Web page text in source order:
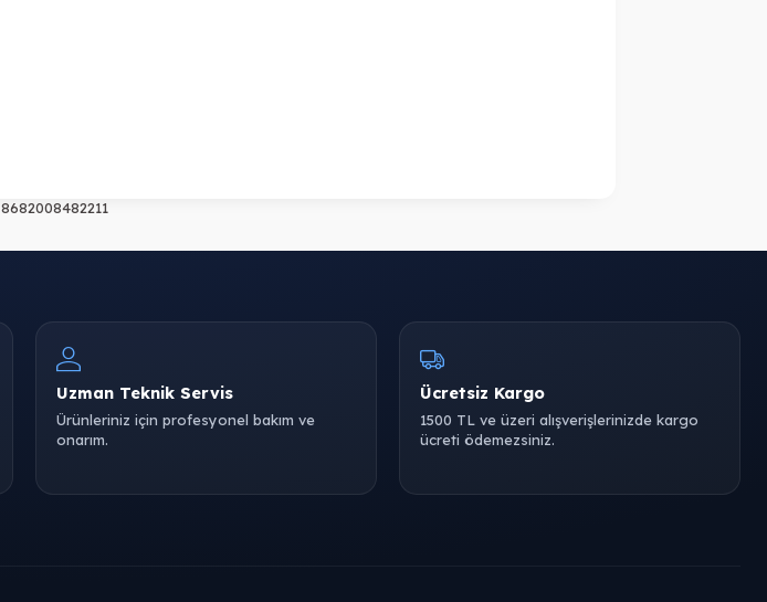
8682008482211
Uzman Teknik Servis
Ürünleriniz için profesyonel bakım ve
onarım.
Ücretsiz Kargo
1500 TL ve üzeri alışverişlerinizde kargo
ücreti ödemezsiniz.